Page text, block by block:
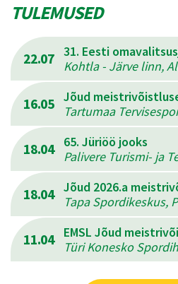
TULEMUSED
22.07 31. Eesti
Kohtla - Järve linn,
16.05 Jõud
Tartumaa
18.04
65. Jüriöö jooks
Palivere Turismi- ja
18.04 Jõud 2026.a
Tapa Spordikeskus,
11.04
EMSL Jõud
Türi Konesko